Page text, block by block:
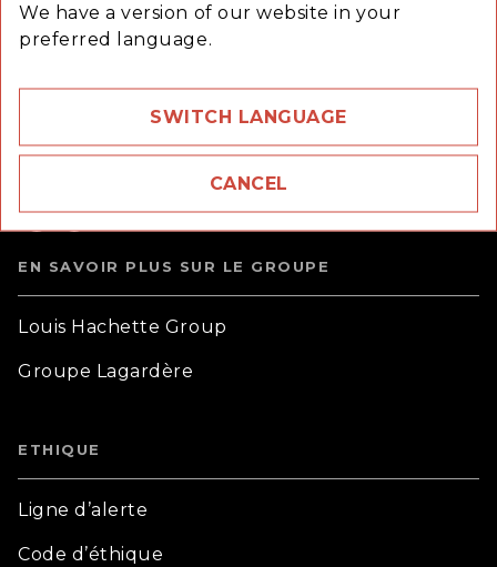
We have a version of our website in your
preferred language.
SWITCH LANGUAGE
CANCEL
58 rue Jean Bleuzen,
Questions fréquentes
EN SAVOIR PLUS SUR LE GROUPE
Louis Hachette Group
Groupe Lagardère
ETHIQUE
Ligne d’alerte
Code d’éthique